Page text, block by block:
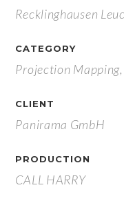
Recklinghausen
CATEGORY
Projection
CLIENT
Panirama GmbH
PRODUCTION
CALL HARRY